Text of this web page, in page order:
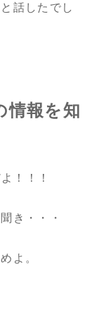
話したでし
情報を知
！！！
き・・・
よ。